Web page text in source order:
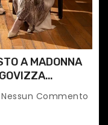
A MADONNA
Nessun Commento